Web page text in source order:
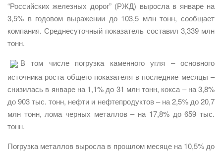
“Российских железных дорог” (РЖД) выросла в январе на
3,5% в годовом выражении до 103,5 млн тонн, сообщает
компания. Среднесуточный показатель составил 3,339 млн
тонн.
В том числе погрузка каменного угля – основного
источника роста общего показателя в последние месяцы –
снизилась в январе на 1,1% до 31 млн тонн, кокса – на 3,8%
до 903 тыс. тонн, нефти и нефтепродуктов – на 2,5% до 20,7
млн тонн, лома черных металлов – на 17,8% до 659 тыс.
тонн.
Погрузка металлов выросла в прошлом месяце на 10,5% до